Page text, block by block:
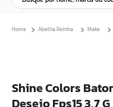
Abelha Rainha Make
Shine Colors
Desejo Fps15 3,7 G
4º
bom medico